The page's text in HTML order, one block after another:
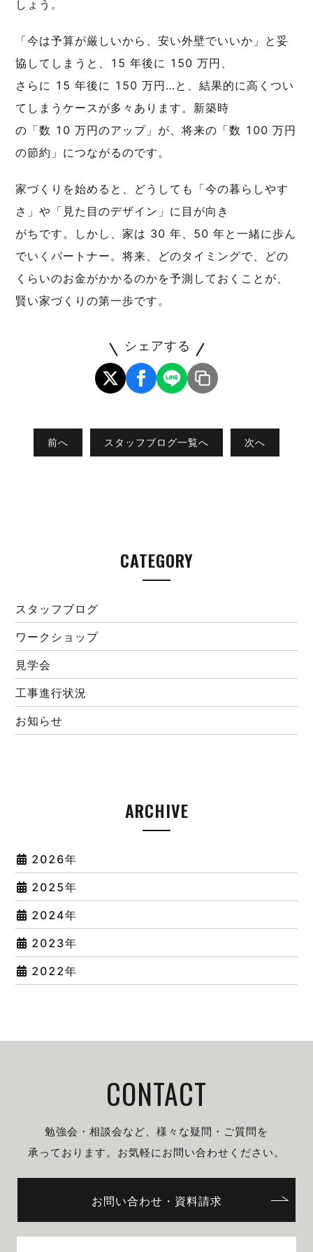
しょう。
「今は予算が厳しいから、安い外壁でいいか」と妥
協してしまうと、15 年後に 150 万円、
さらに 15 年後に 150 万円…と、結果的に高くつい
てしまうケースが多々あります。新築時
の「数 10 万円のアップ」が、将来の「数 100 万円
の節約」につながるのです。
家づくりを始めると、どうしても「今の暮らしやす
さ」や「見た目のデザイン」に目が向き
がちです。しかし、家は 30 年、50 年と一緒に歩ん
でいくパートナー。将来、どのタイミングで、どの
くらいのお金がかかるのかを予測しておくことが、
賢い家づくりの第一歩です。
シェアする
前へ スタッフブログ一覧へ 次へ
CATEGORY
スタッフブログ
ワークショップ
見学会
工事進行状況
お知らせ
ARCHIVE
2026年
2025年
2024年
2023年
2022年
CONTACT
勉強会・相談会など、様々な疑問・ご質問を
承っております。 お気軽にお問い合わせください。
お問い合わせ・資料請求